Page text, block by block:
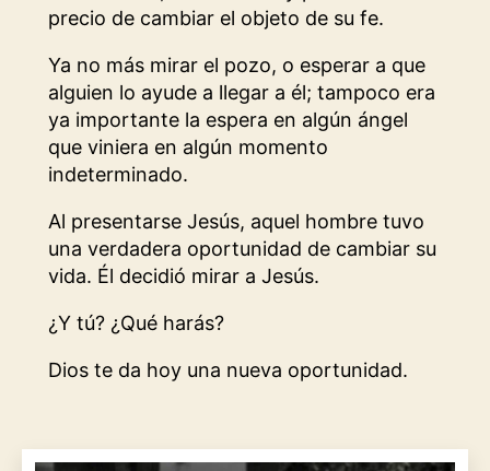
precio de cambiar el objeto de su fe.
Ya no más mirar el pozo, o esperar a que
alguien lo ayude a llegar a él; tampoco era
ya importante la espera en algún ángel
que viniera en algún momento
indeterminado.
Al presentarse Jesús, aquel hombre tuvo
una verdadera oportunidad de cambiar su
vida. Él decidió mirar a Jesús.
¿Y tú? ¿Qué harás?
Dios te da hoy una nueva oportunidad.